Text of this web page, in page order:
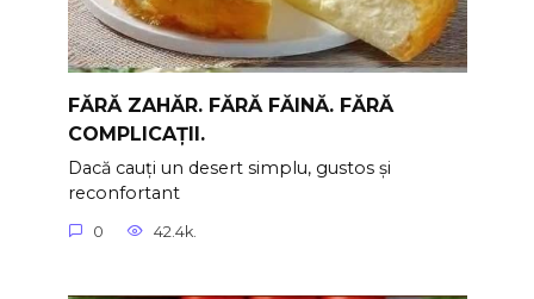
FĂRĂ ZAHĂR. FĂRĂ FĂINĂ. FĂRĂ
COMPLICAȚII.
Dacă cauți un desert simplu, gustos și
reconfortant
0 42.4k.